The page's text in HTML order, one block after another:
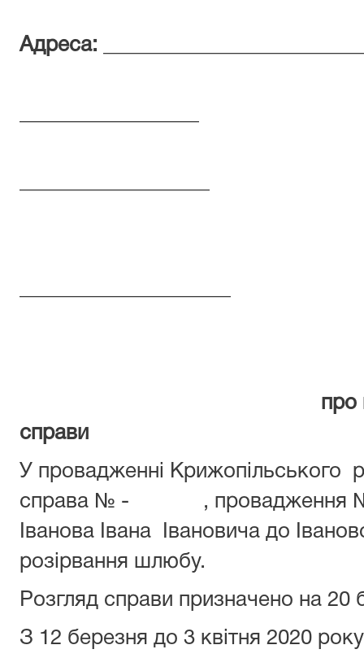
Адреса:
про
справи
У провадженні Крижопільського
справа № - ,
Іванова Івана Івановича до
розірвання шлюбу.
Розгляд справи призначено на
З 12 березня до 3 квітня 2020